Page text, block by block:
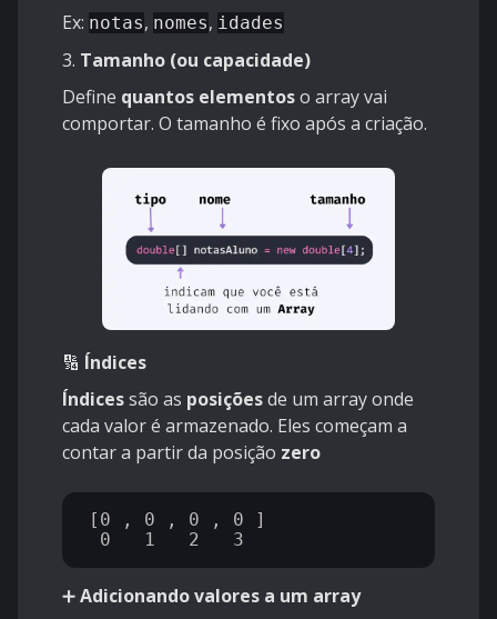
Ex: notas, nomes, idades
3. Tamanho (ou capacidade)
Define quantos elementoso array vai
comportar. O tamanho é fixo após a criação.
🔢 Índices
Índicessão as posiçõesde um array onde
cada valor é armazenado. Eles começam a
contar a partir da posição zero
[0 , 0 , 0 , 0 ]
➕Adicionando valores a um array